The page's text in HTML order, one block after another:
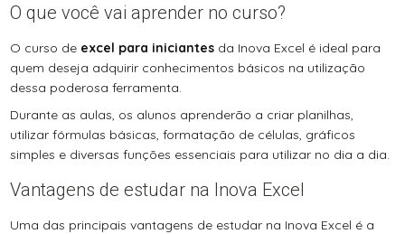
O que você vai aprender no curso?
O curso de excel para iniciantes da Inova Excel é ideal para
quem deseja adquirir conhecimentos básicos na utilização
dessa poderosa ferramenta.
Durante as aulas, os alunos aprenderão a criar planilhas,
utilizar fórmulas básicas, formatação de células, gráficos
simples e diversas funções essenciais para utilizar no dia a dia.
Vantagens de estudar na Inova Excel
Uma das principais vantagens de estudar na Inova Excel é a